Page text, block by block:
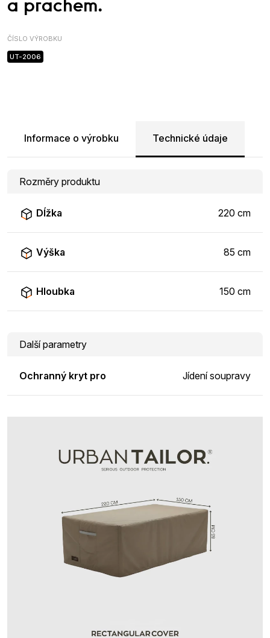
a prachem.
ČÍSLO VÝROBKU
UT-2006
Informace o výrobku Technické údaje
Rozměry produktu
Dĺžka 220 cm
Výška 85 cm
Hloubka 150 cm
Další parametry
Ochranný kryt pro Jídení soupravy